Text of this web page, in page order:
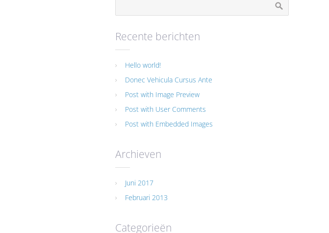
Recente berichten
Hello world!
Donec Vehicula Cursus Ante
Post with Image Preview
Post with User Comments
Post with Embedded Images
Archieven
Juni 2017
Februari 2013
Categorieën